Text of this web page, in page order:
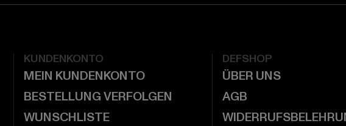
KUNDENKONTO
MEIN KUNDENKONTO
BESTELLUNG VERFOLGEN
WUNSCHLISTE
DEFSHOP
ÜBER UNS
AGB